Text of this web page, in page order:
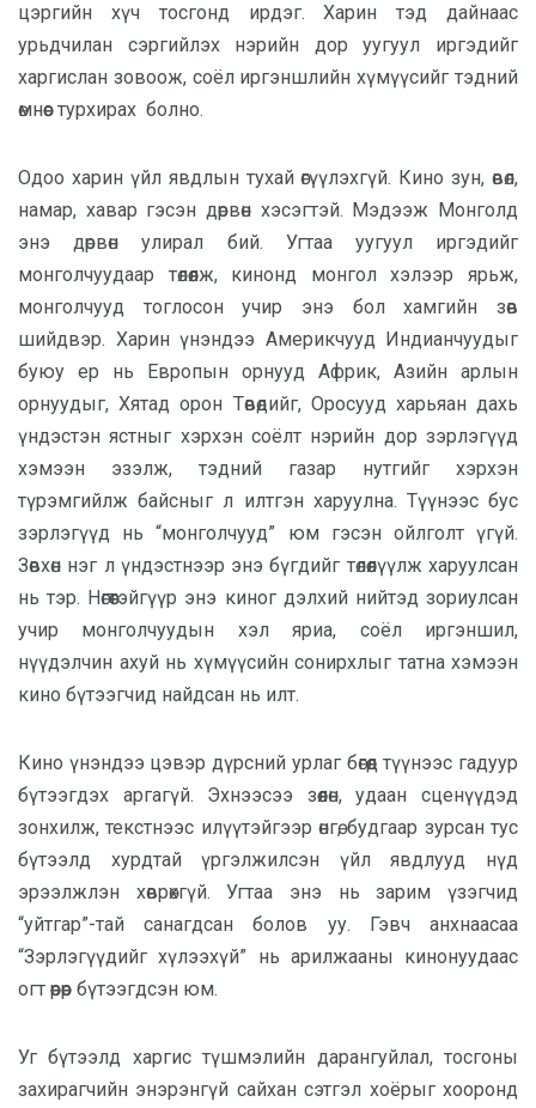
цэргийн хүч тосгонд ирдэг. Харин тэд дайнаас
урьдчилан сэргийлэх нэрийн дор уугуул иргэдийг
харгислан зовоож, соёл иргэншлийн хүмүүсийг тэдний
өмнөөс турхирах болно.
Одоо харин үйл явдлын тухай өгүүлэхгүй. Кино зун, өвөл,
намар, хавар гэсэн дөрвөн хэсэгтэй. Мэдээж Монголд
энэ дөрвөн улирал бий. Угтаа уугуул иргэдийг
монголчуудаар төлөөлж, кинонд монгол хэлээр ярьж,
монголчууд тоглосон учир энэ бол хамгийн зөв
шийдвэр. Харин үнэндээ Америкчууд Индианчуудыг
буюу ер нь Европын орнууд Африк, Азийн арлын
орнуудыг, Хятад орон Төвөдийг, Оросууд харьяан дахь
үндэстэн ястныг хэрхэн соёлт нэрийн дор зэрлэгүүд
хэмээн эзэлж, тэдний газар нутгийг хэрхэн
түрэмгийлж байсныг л илтгэн харуулна. Түүнээс бус
зэрлэгүүд нь “монголчууд” юм гэсэн ойлголт үгүй.
Зөвхөн нэг л үндэстнээр энэ бүгдийг төлөөлүүлж харуулсан
нь тэр. Нөгөөтэйгүүр энэ киног дэлхий нийтэд зориулсан
учир монголчуудын хэл яриа, соёл иргэншил,
нүүдэлчин ахуй нь хүмүүсийн сонирхлыг татна хэмээн
кино бүтээгчид найдсан нь илт.
Кино үнэндээ цэвэр дүрсний урлаг бөгөөд түүнээс гадуур
бүтээгдэх аргагүй. Эхнээсээ зөөлөн, удаан сценүүдэд
зонхилж, текстнээс илүүтэйгээр өнгө, будгаар зурсан тус
бүтээлд хурдтай үргэлжилсэн үйл явдлууд нүд
эрээлжлэн хөврөхгүй. Угтаа энэ нь зарим үзэгчид
“уйтгар”-тай санагдсан болов уу. Гэвч анхнаасаа
“Зэрлэгүүдийг хүлээхүй” нь арилжааны кинонуудаас
огт өөрөөр бүтээгдсэн юм.
Уг бүтээлд харгис түшмэлийн дарангуйлал, тосгоны
захирагчийн энэрэнгүй сайхан сэтгэл хоёрыг хооронд